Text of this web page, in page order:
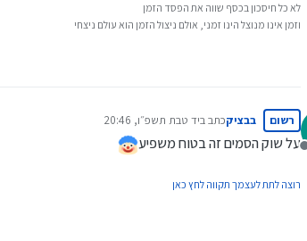
לא כל חיסכון בכסף שווה את הפסד הזמן
וזמן אינו מנוצל הינו זמני, אולם ניצול הזמן הוא עולם ניצחי
מנותק
רשום בבציקכתב ביד טבת תשפ״ו, 20:46
נערך לאחרונה על ידי
על שוק הסמים זה בטוח משפיע
רוצה לתת לעצמך תקווה לחץ כאן